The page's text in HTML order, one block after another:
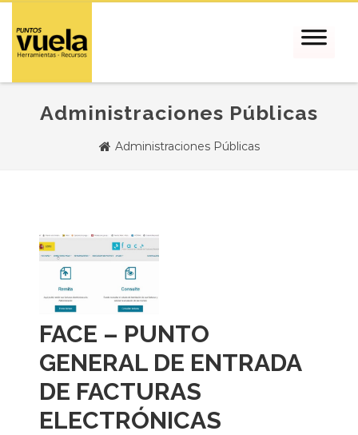
Administraciones Públicas
Administraciones Públicas
FACE – PUNTO
GENERAL DE ENTRADA
DE FACTURAS
ELECTRÓNICAS